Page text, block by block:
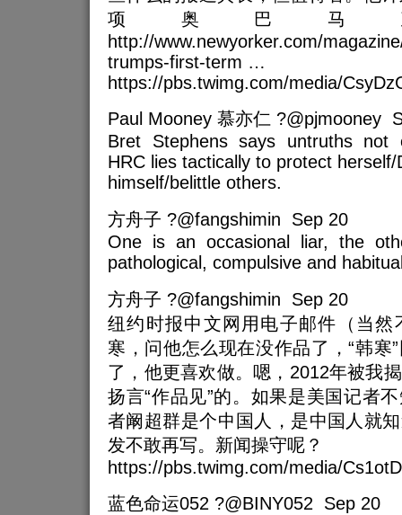
项奥巴马
http://www.newyorker.com/
trumps-first-term …
https://pbs.twimg.com/media/
Paul Mooney 慕亦仁 ?@pjmooney
Bret Stephens says untruths not
HRC lies tactically to protect
himself/belittle others.
方舟子 ?@fangshimin Sep 20
One is an occasional liar, the
pathological, compulsive and
方舟子 ?@fangshimin Sep 20
纽约时报中文网用电子邮件（当然
寒，问他怎么现在没作品了，“韩寒
了，他更喜欢做。嗯，2012年被我
扬言“作品见”的。如果是美国记者
者阚超群是个中国人，是中国人就
发不敢再写。新闻操守呢？
https://pbs.twimg.com/media/
蓝色命运052 ?@BINY052 Sep 20